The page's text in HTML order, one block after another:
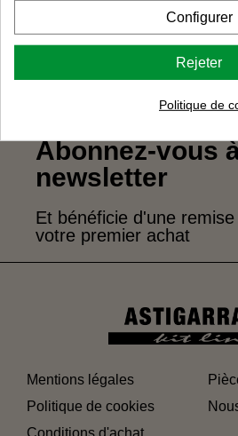
Commencer la conversation
Abonnez-vous
newsletter
Et bénéficie d'une
votre premier achat
Mentions légales
Politique de cookies
Configurer
Rejeter
Politique de